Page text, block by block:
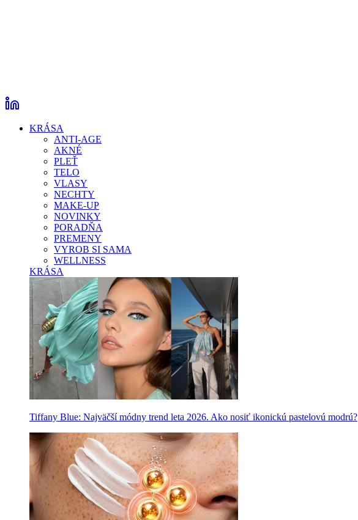
KRÁSA
ANTI-AGE
AKNÉ
PLEŤ
TELO
VLASY
NECHTY
MAKE-UP
NOVINKY
PORADŇA
PREMENY
VYROB SI SAMA
WELLNESS
KRÁSA
Tiffany Blue: Najväčší módny trend leta 2026. Ako nosiť ikonickú pastelovú modrú?